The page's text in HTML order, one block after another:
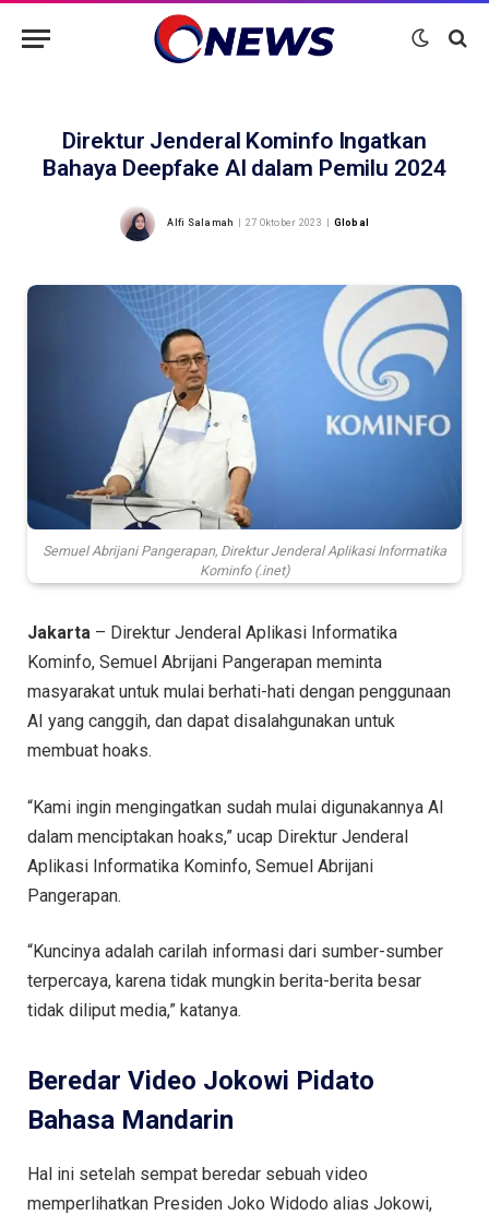
Direktur Jenderal Kominfo Ingatkan
Bahaya Deepfake AI dalam Pemilu 2024
Alfi Salamah 27 Oktober 2023 Global
Semuel Abrijani Pangerapan, Direktur Jenderal Aplikasi Informatika
Kominfo (.inet)
Jakarta – Direktur Jenderal Aplikasi Informatika
Kominfo, Semuel Abrijani Pangerapan meminta
masyarakat untuk mulai berhati-hati dengan penggunaan
AI yang canggih, dan dapat disalahgunakan untuk
membuat hoaks.
“Kami ingin mengingatkan sudah mulai digunakannya AI
dalam menciptakan hoaks,” ucap Direktur Jenderal
Aplikasi Informatika Kominfo, Semuel Abrijani
Pangerapan.
“Kuncinya adalah carilah informasi dari sumber-sumber
terpercaya, karena tidak mungkin berita-berita besar
tidak diliput media,” katanya.
Beredar Video Jokowi Pidato
Bahasa Mandarin
Hal ini setelah sempat beredar sebuah video
memperlihatkan Presiden Joko Widodo alias Jokowi,